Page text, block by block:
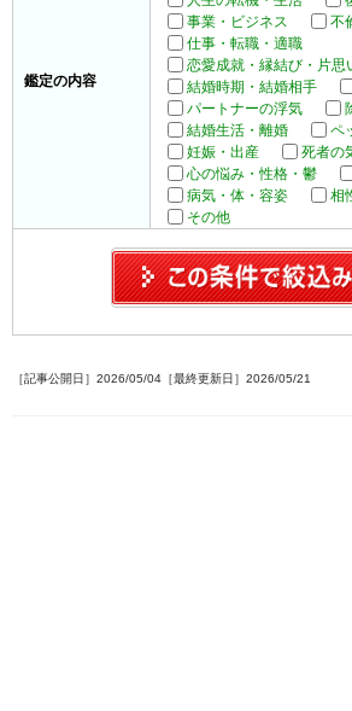
鑑定の内容
事業・ビジネス
不
仕事・転職・適職
恋愛成就・縁結び・片思
結婚時期・結婚相手
パートナーの浮気
結婚生活・離婚
ペ
妊娠・出産
死者の
心の悩み・性格・鬱
病気・体・容姿
相
その他
［記事公開日］2026/05/04［最終更新日］2026/05/21